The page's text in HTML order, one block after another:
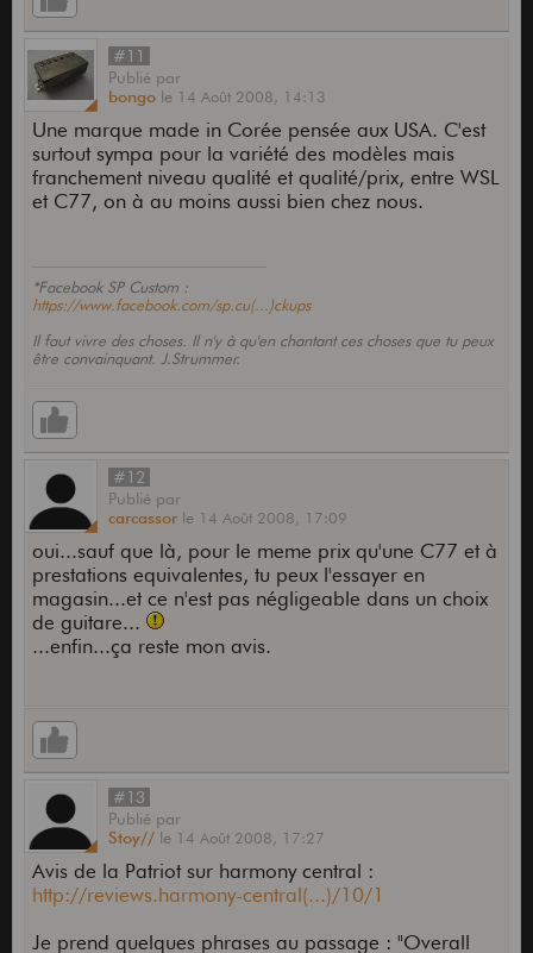
#11
Publié par
bongo le 14 Août 2008, 14:13
Une marque made in Corée pensée aux USA. C'est
surtout sympa pour la variété des modèles mais
franchement niveau qualité et qualité/prix, entre WSL
et C77, on à au moins aussi bien chez nous.
*Facebook SP Custom :
https://www.facebook.com/sp.cu(...)ckups
Il faut vivre des choses. Il n'y à qu'en chantant ces choses que tu peux
être convainquant. J.Strummer.
#12
Publié par
carcassor le 14 Août 2008, 17:09
oui...sauf que là, pour le meme prix qu'une C77 et à
prestations equivalentes, tu peux l'essayer en
magasin...et ce n'est pas négligeable dans un choix
de guitare...
...enfin...ça reste mon avis.
#13
Publié par
Stoy// le 14 Août 2008, 17:27
Avis de la Patriot sur harmony central :
http://reviews.harmony-central(...)/10/1
Je prend quelques phrases au passage : "Overall